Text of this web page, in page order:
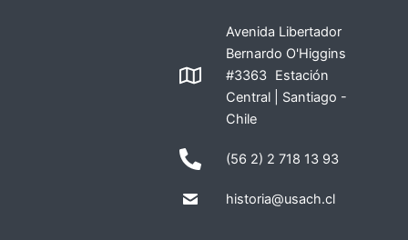
Avenida Libertador
Bernardo O'Higgins
#3363 Estación
Central | Santiago -
Chile
(56 2) 2 718 13 93
historia@usach.cl